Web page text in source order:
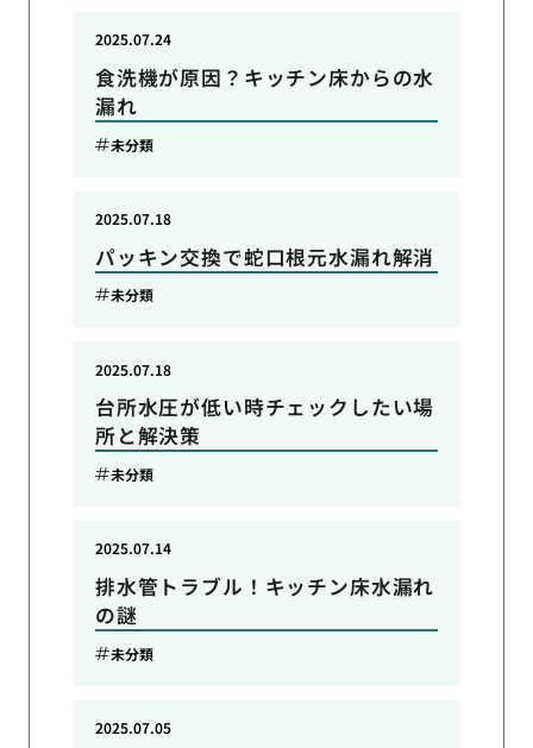
食洗機が原因？キッチン床からの水
漏れ
2025.07.24
未分類
パッキン交換で蛇口根元水漏れ解消
2025.07.18
未分類
台所水圧が低い時チェックしたい場
所と解決策
2025.07.18
未分類
排水管トラブル！キッチン床水漏れ
の謎
2025.07.14
未分類
2025.07.05